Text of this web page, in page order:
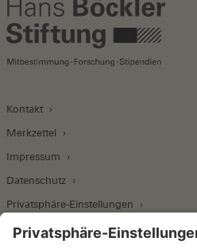
Kontakt
Merkzettel
Impressum
Datenschutz
Privatsphäre-Einstellungen